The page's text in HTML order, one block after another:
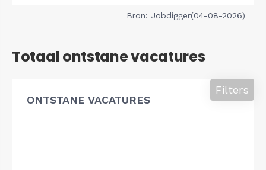
Bron: Jobdigger(04-08-2026)
Totaal ontstane vacatures
ONTSTANE VACATURES
Filters